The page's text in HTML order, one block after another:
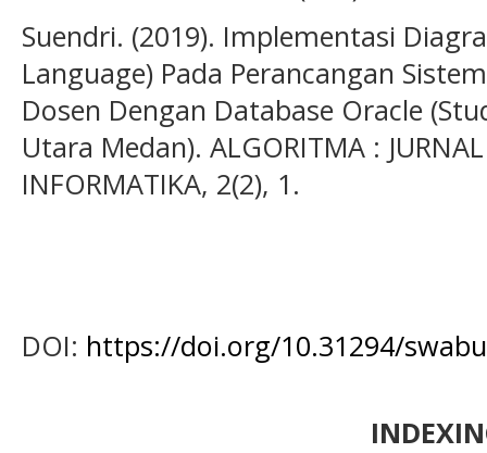
Suendri. (2019). Implementasi
Language) Pada Perancangan
Dosen Dengan Database Oracle
Utara Medan). ALGORITMA :
INFORMATIKA, 2(2), 1.
DOI: https://doi.org/10.31294/